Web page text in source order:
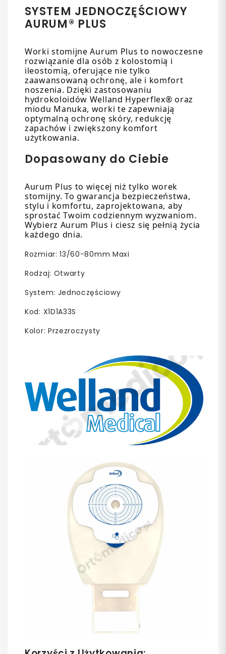
SYSTEM JEDNOCZĘŚCIOWY
AURUM® PLUS
Worki stomijne Aurum Plus to nowoczesne
rozwiązanie dla osób z kolostomią i
ileostomią, oferujące nie tylko
zaawansowaną ochronę, ale i komfort
noszenia. Dzięki zastosowaniu
hydrokoloidów Welland Hyperflex® oraz
miodu Manuka, worki te zapewniają
optymalną ochronę skóry, redukcję
zapachów i zwiększony komfort
użytkowania.
Dopasowany do Ciebie
Aurum Plus to więcej niż tylko worek
stomijny. To gwarancja bezpieczeństwa,
stylu i komfortu, zaprojektowana, aby
sprostać Twoim codziennym wyzwaniom.
Wybierz Aurum Plus i ciesz się pełnią życia
każdego dnia.
Rozmiar: 13/60-80mm Maxi
Rodzaj: Otwarty
System: Jednoczęściowy
Kod: X1D1A33S
Kolor: Przezroczysty